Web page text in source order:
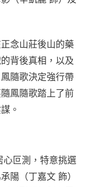
念山莊後山的藥
背後真相，以及
隨歌決定強行帶
鳳隨歌踏上了前
。
心叵測，特意挑選
陽（丁嘉文 飾）